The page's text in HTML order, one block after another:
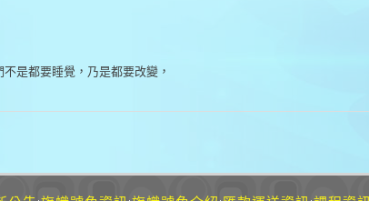
是都要睡覺，乃是都要改變，